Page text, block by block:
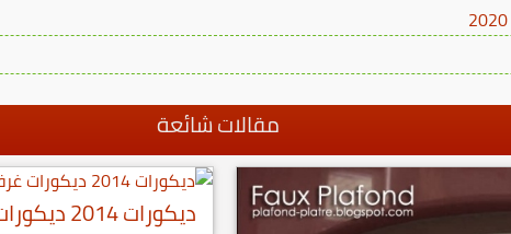
مقالات شائعة
ديكورات 2014 ديكورات غرف النوم